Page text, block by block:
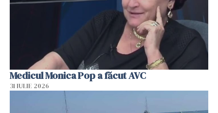
Medicul Monica Pop a făcut AVC
31 IULIE 2026